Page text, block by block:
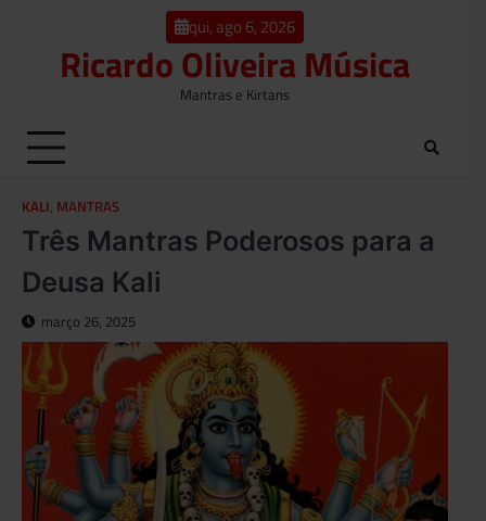
qui, ago 6, 2026
Ricardo Oliveira Música
Mantras e Kirtans
KALI, MANTRAS
Três Mantras Poderosos para a
Deusa Kali
março 26, 2025